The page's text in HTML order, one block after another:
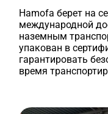
Hamofa берет на
международной
наземным
упакован в
гарантировать
время